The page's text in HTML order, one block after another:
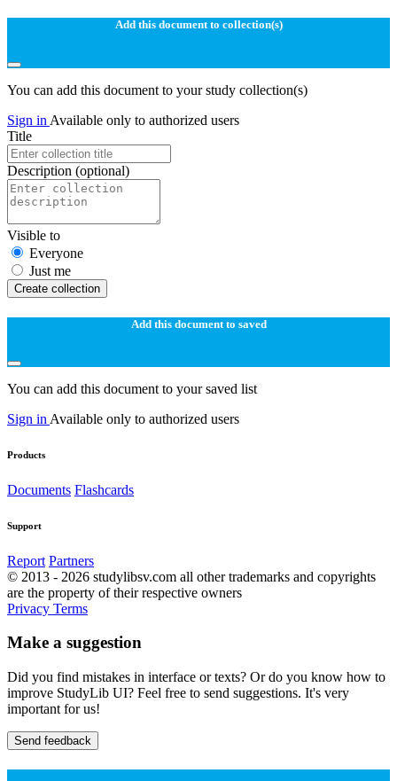
Add this document to collection(s)
You can add this document to your study collection(s)
Sign in Available only to authorized users
Title
Description (optional)
Visible to
Everyone
Just me
Create collection
Add this document to saved
You can add this document to your saved list
Sign in Available only to authorized users
Products
Documents Flashcards
Support
Report Partners
© 2013 - 2026 studylibsv.com all other trademarks and copyrights
are the property of their respective owners
Privacy Terms
Make a suggestion
Did you find mistakes in interface or texts? Or do you know how to
improve StudyLib UI? Feel free to send suggestions. It's very
important for us!
Send feedback